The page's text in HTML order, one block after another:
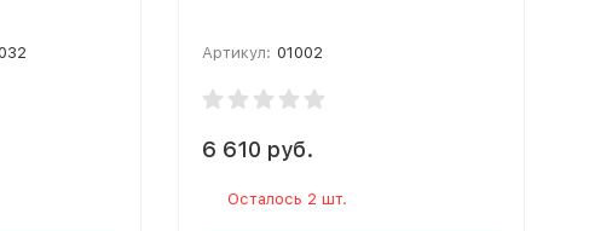
Артикул: 01002
6 610 руб.
Осталось 2 шт.